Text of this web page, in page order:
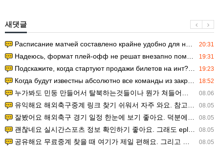
새댓글
20:31
Расписание матчей составлено крайне удобно для нашего часово…
19:31
Надеюсь, формат плей-офф не решат внезапно поменять. https:/…
19:23
Подскажите, когда стартуют продажи билетов на инт? https://g…
18:52
Когда будут известны абсолютно все команды из закрытых квали…
08.06
누가봐도 민둥 만들어서 탈북하는것들이나 뭔가 쳐들어오는 낌새를 미리 알아차리기 위함이지 저걸 전쟁준비라고 하…
08.05
유익해요 해외축구중계 링크 찾기 쉬워서 자주 와요. 참고로 무료스포츠중계 정보 확인할 때 출처 꼭 체크해요.…
08.05
잘봤어요 해외축구 경기 일정 한눈에 보기 좋아요. 덕분에 epl중계 볼 때 공식 중계 채널 먼저 찾아봐요. …
08.05
괜찮네요 실시간스포츠 정보 확인하기 좋아요. 그래도 epl중계 볼 때 공식 중계 채널 먼저 찾아봐요. 북마크…
08.05
공유해요 무료중계 찾을 때 여기가 제일 편해요. 그리고 무료스포츠중계 정보 확인할 때 출처 꼭 체크해요. 앞…